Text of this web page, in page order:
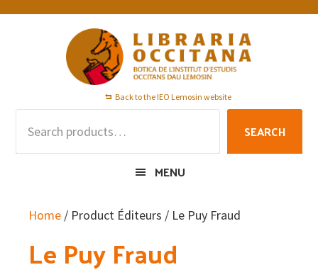
Skip
Skip
Skip
Back to the IEO Lemosin website
SEARCH
MENU
Home / Product Éditeurs / Le Puy Fraud
Le Puy Fraud